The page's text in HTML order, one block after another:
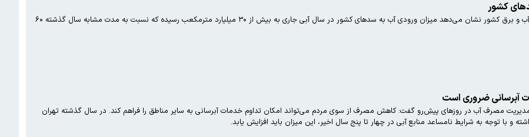
جدیدترین گزارش هفتگی شاخص‌های آب و برق کشور نشان می‌دهد میزان ورودی آب به سدهای کشور در سال آبی جاری به بیش از ۳۰ میلیارد مترمکعب رسیده که نسبت به مدت مشابه سال گذشته ۶۰
آبرسانی ضروری است
مصرف آب در روزهای پیش‌ِرو گفت: کاهش مصرف از سوی مردم می‌تواند امکان تداوم خدمات آبرسانی به سایر مناطق را فراهم کند. در سال گذشته تهران